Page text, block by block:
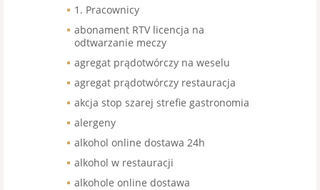
1. Pracownicy
abonament RTV licencja na
odtwarzanie meczy
agregat prądotwórczy na weselu
agregat prądotwórczy restauracja
akcja stop szarej strefie gastronomia
alergeny
alkohol online dostawa 24h
alkohol w restauracji
alkohole online dostawa